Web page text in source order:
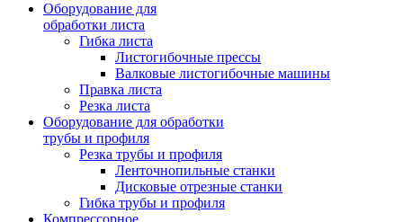
Оборудование для
обработки листа
Гибка листа
Листогибочные прессы
Валковые листогибочные машины
Правка листа
Резка листа
Оборудование для обработки
трубы и профиля
Резка трубы и профиля
Ленточнопильные станки
Дисковые отрезные станки
Гибка трубы и профиля
Компрессорное